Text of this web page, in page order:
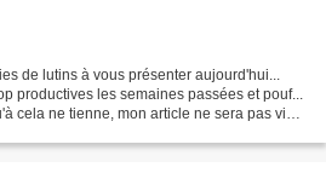
de lutins à vous présenter aujourd'hui...
productives les semaines passées et pouf...
cela ne tienne, mon article ne sera pas vide